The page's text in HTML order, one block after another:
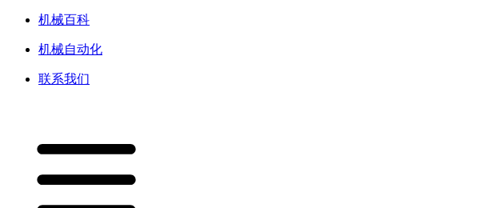
机械百科
机械自动化
联系我们